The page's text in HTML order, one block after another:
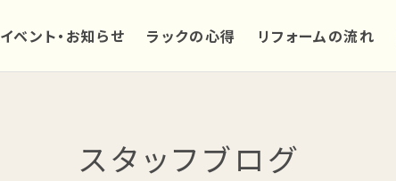
イベント・お知らせ ラックの心得 リフォームの流れ
スタッフブログ